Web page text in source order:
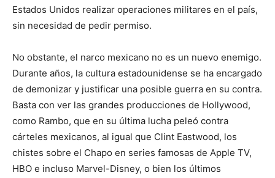
Estados Unidos realizar operaciones militares en el país,
sin necesidad de pedir permiso.
No obstante, el narco mexicano no es un nuevo enemigo.
Durante años, la cultura estadounidense se ha encargado
de demonizar y justificar una posible guerra en su contra.
Basta con ver las grandes producciones de Hollywood,
como Rambo, que en su última lucha peleó contra
cárteles mexicanos, al igual que Clint Eastwood, los
chistes sobre el Chapo en series famosas de Apple TV,
HBO e incluso Marvel-Disney, o bien los últimos